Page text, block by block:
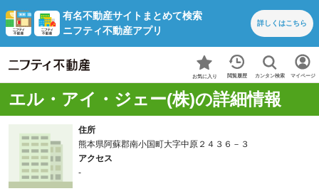
有名不動産サイトまとめて検索
ニフティ不動産アプリ
詳しくはこちら
お気に入り 閲覧履歴 カンタン検索 マイページ
エル・アイ・ジェー(株)の詳細情報
住所
熊本県阿蘇郡南小国町大字中原２４３６－３
アクセス
-